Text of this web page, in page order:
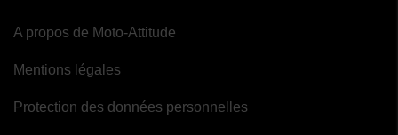
A propos de Moto-Attitude
Mentions légales
Protection des données personnelles